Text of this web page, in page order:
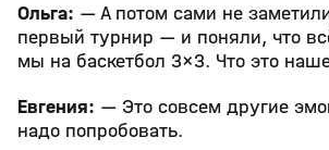
Ольга: — А потом сами не
первый турнир — и поняли, что
мы на баскетбол 3×3. Что это
Евгения: — Это совсем другие
надо попробовать.